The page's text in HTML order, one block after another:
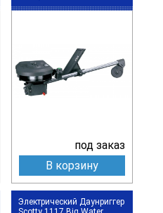
под заказ
В корзину
Электрический Даунриггер